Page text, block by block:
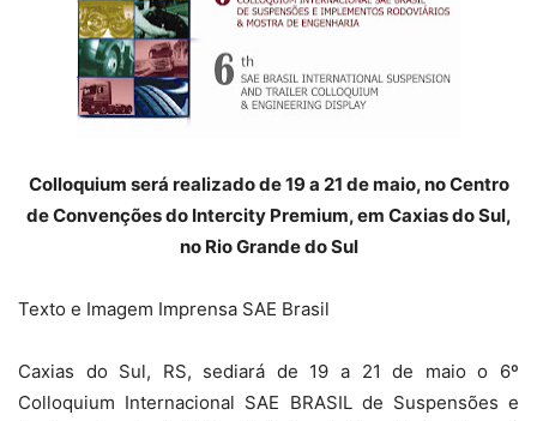
Colloquium será realizado de 19 a 21 de maio, no Centro
de Convenções do Intercity Premium, em Caxias do Sul,
no Rio Grande do Sul
Texto e Imagem Imprensa SAE Brasil
Caxias do Sul, RS, sediará de 19 a 21 de maio o 6º
Colloquium Internacional SAE BRASIL de Suspensões e